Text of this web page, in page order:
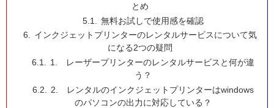
とめ
無料お試しで使用感を確認
インクジェットプリンターのレンタルサービスについて気
になる2つの疑問
1. レーザープリンターのレンタルサービスと何が違
う？
2. レンタルのインクジェットプリンターはwindows
のパソコンの出力に対応している？